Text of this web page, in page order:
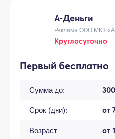
А-Деньги
Реклама ООО МКК «А
Круглосуточно
Первый бесплатно
Сумма до:
Срок (дни): от
Возраст: от